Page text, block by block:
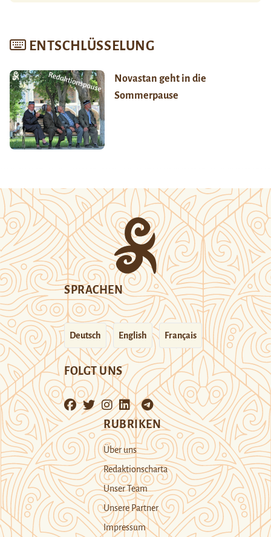
ENTSCHLÜSSELUNG
Novastan geht in die
Sommerpause
SPRACHEN
Deutsch English Français
FOLGT UNS
RUBRIKEN
Über uns
Redaktionscharta
Unser Team
Unsere Partner
Impressum